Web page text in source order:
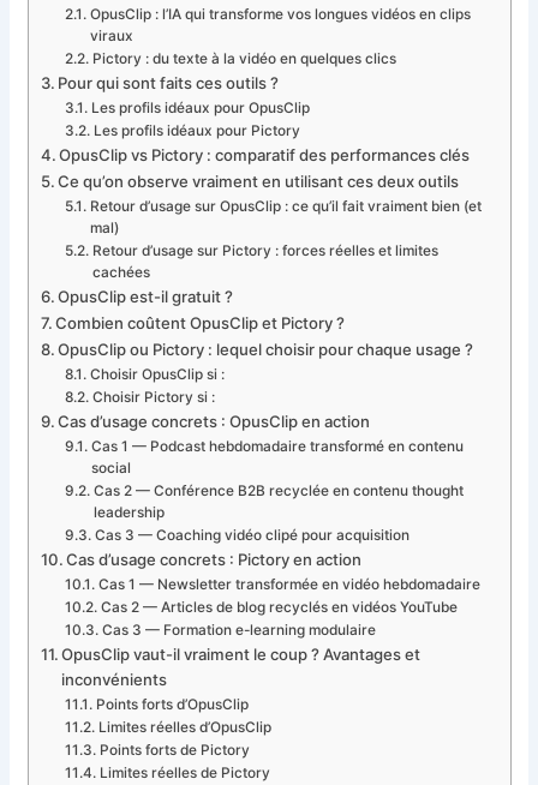
OpusClip : l’IA qui transforme vos longues vidéos en clips
viraux
Pictory : du texte à la vidéo en quelques clics
Pour qui sont faits ces outils ?
Les profils idéaux pour OpusClip
Les profils idéaux pour Pictory
OpusClip vs Pictory : comparatif des performances clés
Ce qu’on observe vraiment en utilisant ces deux outils
Retour d’usage sur OpusClip : ce qu’il fait vraiment bien (et
mal)
Retour d’usage sur Pictory : forces réelles et limites
cachées
OpusClip est-il gratuit ?
Combien coûtent OpusClip et Pictory ?
OpusClip ou Pictory : lequel choisir pour chaque usage ?
Choisir OpusClip si :
Choisir Pictory si :
Cas d’usage concrets : OpusClip en action
Cas 1 — Podcast hebdomadaire transformé en contenu
social
Cas 2 — Conférence B2B recyclée en contenu thought
leadership
Cas 3 — Coaching vidéo clipé pour acquisition
Cas d’usage concrets : Pictory en action
Cas 1 — Newsletter transformée en vidéo hebdomadaire
Cas 2 — Articles de blog recyclés en vidéos YouTube
Cas 3 — Formation e-learning modulaire
OpusClip vaut-il vraiment le coup ? Avantages et
inconvénients
Points forts d’OpusClip
Limites réelles d’OpusClip
Points forts de Pictory
Limites réelles de Pictory